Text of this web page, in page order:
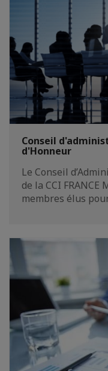
Conseil
d'Honneur
Le Conseil
de la CCI FRANCE
membres élus